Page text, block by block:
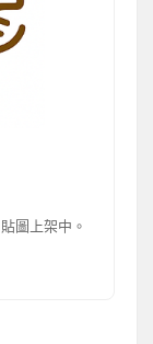
LINE 貼圖上架中。